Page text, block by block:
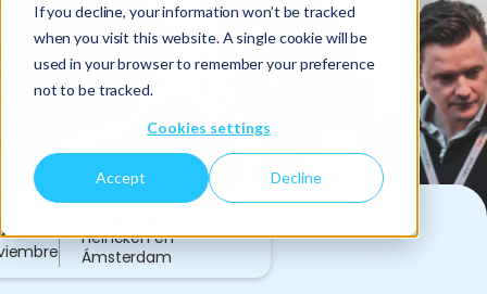
If you decline, your information won’t be tracked
when you visit this website. A single cookie will be
used in your browser to remember your preference
not to be tracked.
Cookies settings
Accept Decline
Heineken en
Ámsterdam
SPONSORED EVENT